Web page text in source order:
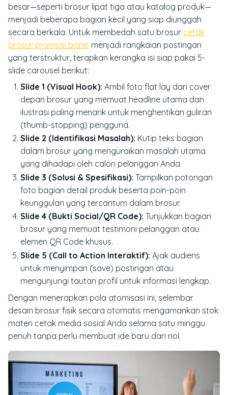
besar—seperti brosur lipat tiga atau katalog produk—
menjadi beberapa bagian kecil yang siap diunggah
secara berkala. Untuk membedah satu brosur cetak
brosur promosi bisnis menjadi rangkaian postingan
yang terstruktur, terapkan kerangka isi siap pakai 5-
slide carousel berikut:
Slide 1 (Visual Hook): Ambil foto flat lay dari cover
depan brosur yang memuat headline utama dan
ilustrasi paling menarik untuk menghentikan guliran
(thumb-stopping) pengguna.
Slide 2 (Identifikasi Masalah): Kutip teks bagian
dalam brosur yang menguraikan masalah utama
yang dihadapi oleh calon pelanggan Anda.
Slide 3 (Solusi & Spesifikasi): Tampilkan potongan
foto bagian detail produk beserta poin-poin
keunggulan yang tercantum dalam brosur.
Slide 4 (Bukti Social/QR Code): Tunjukkan bagian
brosur yang memuat testimoni pelanggan atau
elemen QR Code khusus.
Slide 5 (Call to Action Interaktif): Ajak audiens
untuk menyimpan (save) postingan atau
mengunjungi tautan profil untuk informasi lengkap.
Dengan menerapkan pola atomisasi ini, selembar
desain brosur fisik secara otomatis mengamankan stok
materi cetak media sosial Anda selama satu minggu
penuh tanpa perlu membuat ide baru dari nol.